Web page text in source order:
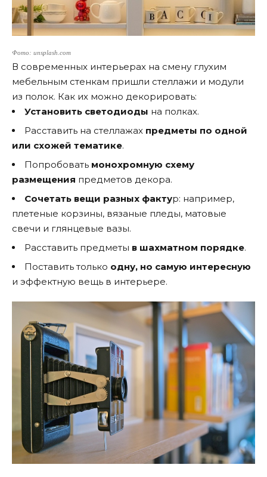
Фото: unsplash.com
В современных интерьерах на смену глухим
мебельным стенкам пришли стеллажи и модули
из полок. Как их можно декорировать:
Установить светодиоды на полках.
Расставить на стеллажах предметы по одной
или схожей тематике.
Попробовать монохромную схему
размещения предметов декора.
Сочетать вещи разных фактур: например,
плетеные корзины, вязаные пледы, матовые
свечи и глянцевые вазы.
Расставить предметы в шахматном порядке.
Поставить только одну, но самую интересную
и эффектную вещь в интерьере.